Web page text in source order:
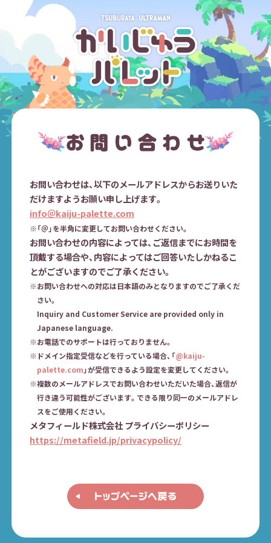
お問い合わせは、以下のメールアドレスからお送りいた
だけますようお願い申し上げます。
info＠kaiju-palette.com
※「＠」を半角に変更してお問い合わせください。
お問い合わせの内容によっては、ご返信までにお時間を
頂戴する場合や、内容によってはご回答いたしかねるこ
とがございますのでご了承ください。
※お問い合わせへの対応は日本語のみとなりますのでご了承くだ
さい。
Inquiry and Customer Service are provided only in
Japanese language.
※お電話でのサポートは行っておりません。
※ドメイン指定受信などを行っている場合、「@kaiju-
palette.com」が受信できるよう設定を変更してください。
※複数のメールアドレスでお問い合わせいただいた場合、返信が
行き違う可能性がございます。できる限り同一のメールアドレ
スをご使用ください。
メタフィールド株式会社 プライバシーポリシー
https://metafield.jp/privacypolicy/